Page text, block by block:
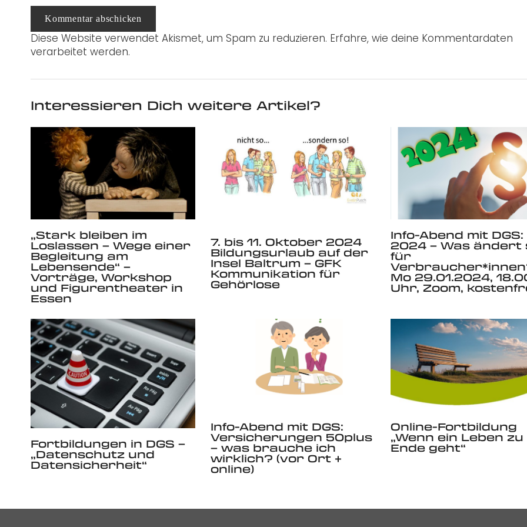
Kommentar abschicken
Diese Website verwendet Akismet, um Spam zu reduzieren. Erfahre, wie deine Kommentardaten
verarbeitet werden.
Interessieren Dich weitere Artikel?
„Stark bleiben im
Loslassen – Wege einer
Begleitung am
Lebensende“ –
Vorträge, Workshop
und Figurentheater in
Essen
7. bis 11. Oktober 2024
Bildungsurlaub auf der
Insel Baltrum – GFK
Kommunikation für
Gehörlose
Info-Abend mit DGS:
2024 – Was ändert
für
Mo 29.01.2024,
Uhr, Zoom,
Fortbildungen in DGS –
„Datenschutz und
Datensicherheit“
Info-Abend mit DGS:
Versicherungen 50plus
– was brauche ich
wirklich? (vor Ort +
online)
Online-Fortbildung
„Wenn ein Leben zu
Ende geht“